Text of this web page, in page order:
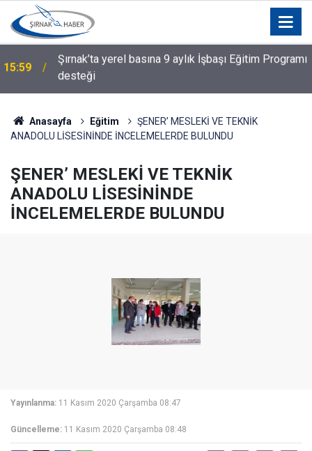
15:30 Şırnak'ta Üreticiye Bağcılık Malzemesi Dağıtıldı
Anasayfa Eğitim
ŞENER’ MESLEKİ VE TEKNİK
ANADOLU LİSESİNİNDE İNCELEMELERDE BULUNDU
ŞENER’ MESLEKİ VE TEKNİK
ANADOLU LİSESİNİNDE
İNCELEMELERDE BULUNDU
Yayınlanma: 11 Kasım 2020 Çarşamba 08:47
Güncelleme: 11 Kasım 2020 Çarşamba 08:48